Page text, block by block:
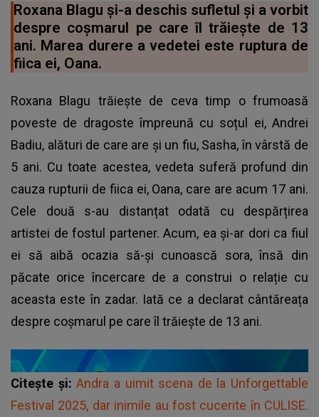
Roxana Blagu și-a deschis sufletul și a vorbit
despre coșmarul pe care îl trăiește de 13
ani. Marea durere a vedetei este ruptura de
fiica ei, Oana.
Roxana Blagu trăiește de ceva timp o frumoasă
poveste de dragoste împreună cu soțul ei, Andrei
Badiu, alături de care are și un fiu, Sasha, în vârstă de
5 ani. Cu toate acestea, vedeta suferă profund din
cauza rupturii de fiica ei, Oana, care are acum 17 ani.
Cele două s-au distanțat odată cu despărțirea
artistei de fostul partener. Acum, ea și-ar dori ca fiul
ei să aibă ocazia să-și cunoască sora, însă din
păcate orice încercare de a construi o relație cu
aceasta este în zadar. Iată ce a declarat cântăreața
despre coșmarul pe care îl trăiește de 13 ani.
Citește și:Andra a uimit scena de la Unforgettable
Festival 2025, dar inimile au fost cucerite în CULISE.